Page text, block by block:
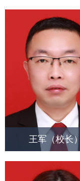
王军（校长）